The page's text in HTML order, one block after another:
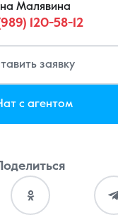
Малявина
120-58-12
заявку
с агентом
Поделиться